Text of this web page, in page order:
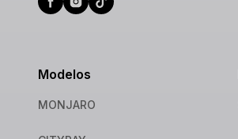
Modelos
MONJARO